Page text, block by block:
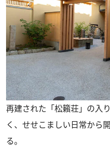
再建された「松籟荘」の入
く、せせこましい日常から
る。